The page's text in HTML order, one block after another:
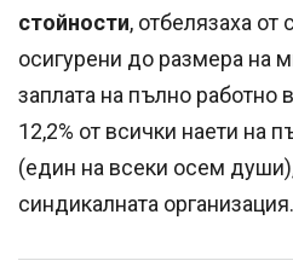
стойности, отбелязаха от
осигурени до размера на
заплата на пълно работно
12,2% от всички наети на
(един на всеки осем
синдикалната организация.